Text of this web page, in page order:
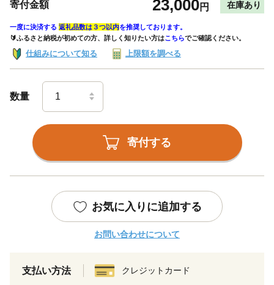
寄付金額 23,000円 在庫あり
一度に決済する 返礼品数は３つ以内を推奨しております。
🔰ふるさと納税が初めての方、詳しく知りたい方はこちらでご確認ください。
仕組みについて知る 上限額を調べる
数量
寄付する
お気に入りに追加する
お問い合わせについて
支払い方法 クレジットカード